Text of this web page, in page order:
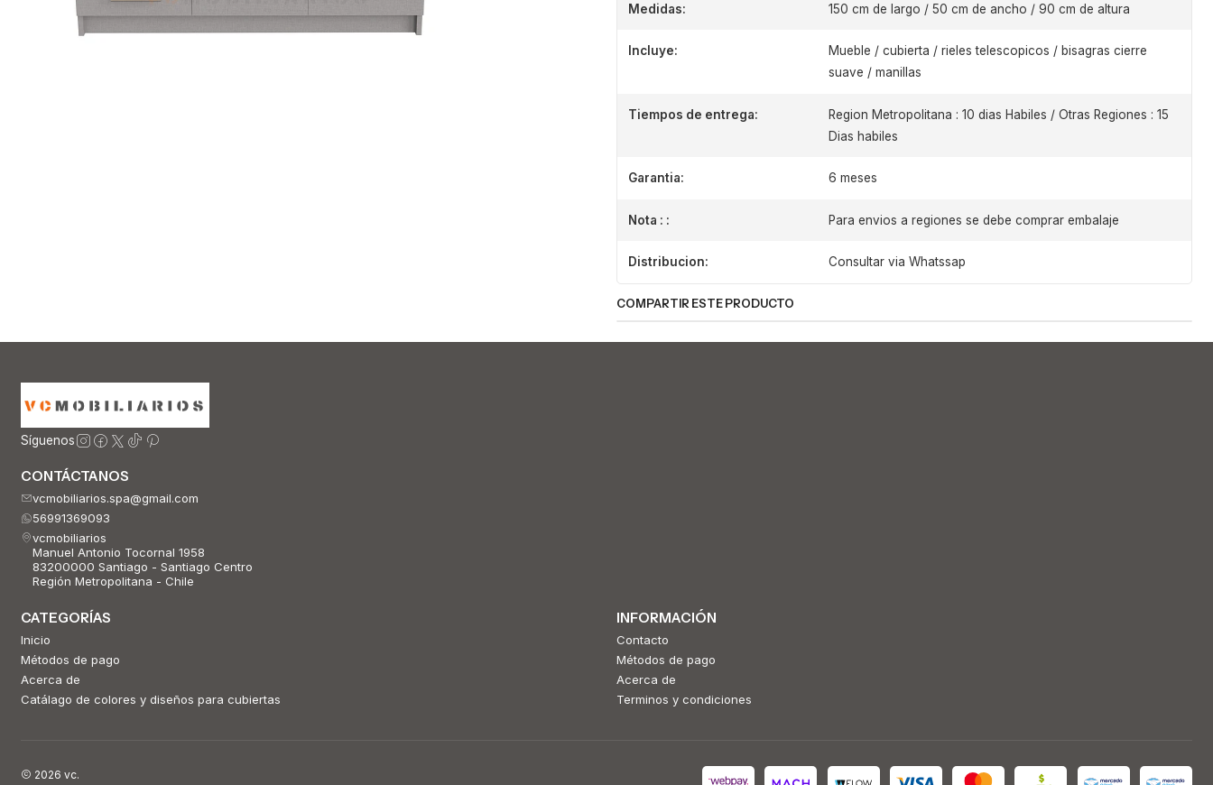
Medidas: 150 cm de largo / 50 cm de ancho / 90 cm de altura
Incluye:
Mueble / cubierta / rieles telescopicos / bisagras cierre
suave / manillas
Tiempos de entrega:
Region Metropolitana : 10 dias Habiles / Otras Regiones : 15
Dias habiles
Garantia: 6 meses
Nota : : Para envios a regiones se debe comprar embalaje
Distribucion: Consultar via Whatssap
COMPARTIR ESTE PRODUCTO
Síguenos
CONTÁCTANOS
vcmobiliarios.spa@gmail.com
56991369093
vcmobiliarios
Manuel Antonio Tocornal 1958
83200000 Santiago - Santiago Centro
Región Metropolitana - Chile
CATEGORÍAS
Inicio
Métodos de pago
Acerca de
Catálago de colores y diseños para cubiertas
INFORMACIÓN
Contacto
Métodos de pago
Acerca de
Terminos y condiciones
2026 vc.